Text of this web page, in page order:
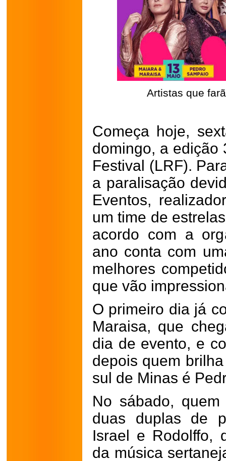
Artistas que
Começa hoje,
domingo, a edição
Festival (LRF).
a paralisação
Eventos,
um time de
acordo com a
ano conta com
melhores
que vão
O primeiro dia já
Maraisa, que
dia de evento, e
depois quem
sul de Minas é
No sábado,
duas duplas de
Israel e Rodolffo,
da música